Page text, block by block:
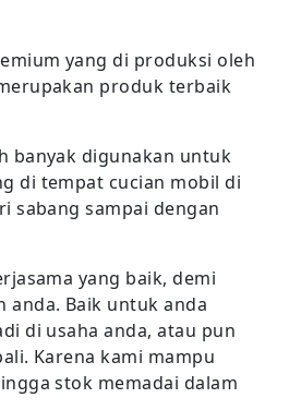
yang di produksi oleh
produk terbaik
banyak digunakan untuk
di tempat cucian mobil di
sabang sampai dengan
yang baik, demi
anda. Baik untuk anda
di usaha anda, atau pun
Karena kami mampu
stok memadai dalam